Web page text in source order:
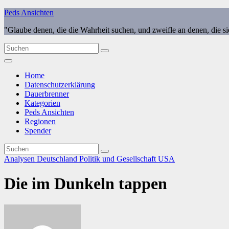
Zum
springen
Peds Ansichten
"Glaube denen, die die Wahrheit suchen, und zweifle an denen, die
Home
Datenschutzerklärung
Dauerbrenner
Kategorien
Peds Ansichten
Regionen
Spender
Analysen Deutschland Politik und Gesellschaft USA
Die im Dunkeln tappen